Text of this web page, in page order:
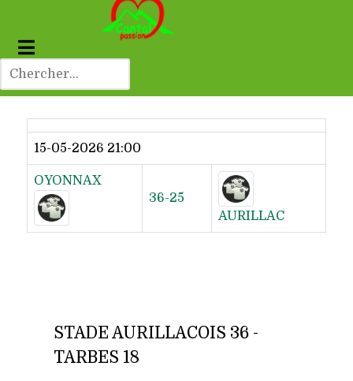
Dernier résultat
15-05-2026 21:00
OYONNAX
36-25
AURILLAC
STADE AURILLACOIS 36 -
TARBES 18